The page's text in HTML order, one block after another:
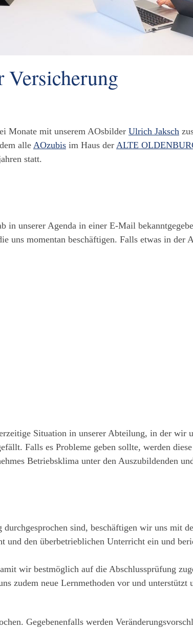
Versicherung
Monate mit unserem AOsbilder Ulrich Jaksch
alle AOzubis im Haus der ALTE
statt.
in unserer Agenda in einer E-Mail
uns momentan beschäftigen. Falls etwas in
Situation in unserer Abteilung, in der wir
Falls es Probleme geben sollte, werden
Betriebsklima unter den Auszubildenden
sind, beschäftigen wir uns mit
und den überbetrieblichen Unterricht ein und
wir bestmöglich auf die Abschlussprüfung
zudem neue Lernmethoden vor und unterstützt
Gegebenenfalls werden